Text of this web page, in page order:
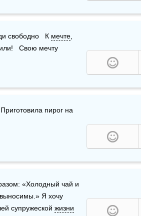
свободно   К мечте
Свою мечту
пирог на
«Холодный чай и
Я хочу
супружеской жизни